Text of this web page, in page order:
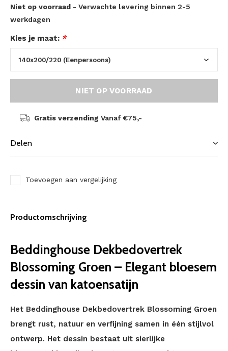
Niet op voorraad - Verwachte levering binnen 2-5
werkdagen
Kies je maat: *
NIET OP VOORRAAD
Gratis verzending Vanaf €75,-
Delen
Toevoegen aan vergelijking
Productomschrijving
Beddinghouse Dekbedovertrek
Blossoming Groen – Elegant bloesem
dessin van katoensatijn
Het Beddinghouse Dekbedovertrek Blossoming Groen
brengt rust, natuur en verfijning samen in één stijlvol
ontwerp. Het dessin bestaat uit sierlijke